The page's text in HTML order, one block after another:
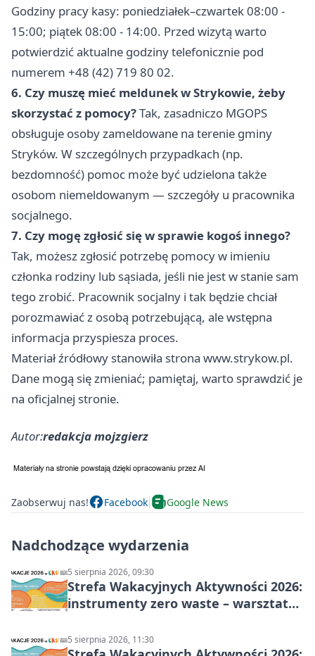
Godziny pracy kasy: poniedziałek–czwartek 08:00 -
15:00; piątek 08:00 - 14:00. Przed wizytą warto
potwierdzić aktualne godziny telefonicznie pod
numerem +48 (42) 719 80 02.
6. Czy muszę mieć meldunek w Strykowie, żeby
skorzystać z pomocy?Tak, zasadniczo MGOPS
obsługuje osoby zameldowane na terenie gminy
Stryków. W szczególnych przypadkach (np.
bezdomność) pomoc może być udzielona także
osobom niemeldowanym — szczegóły u pracownika
socjalnego.
7. Czy mogę zgłosić się w sprawie kogoś innego?
Tak, możesz zgłosić potrzebę pomocy w imieniu
członka rodziny lub sąsiada, jeśli nie jest w stanie sam
tego zrobić. Pracownik socjalny i tak będzie chciał
porozmawiać z osobą potrzebującą, ale wstępna
informacja przyspiesza proces.
Materiał źródłowy stanowiła strona www.strykow.pl.
Dane mogą się zmieniać; pamiętaj, warto sprawdzić je
na oficjalnej stronie.
Autor:redakcja mojzgierz
Zaobserwuj nas! Facebook Google News
Nadchodzące wydarzenia
5 sierpnia 2026, 09:30
Strefa Wakacyjnych Aktywności 2026:
instrumenty zero waste – warsztaty
5 sierpnia 2026, 11:30